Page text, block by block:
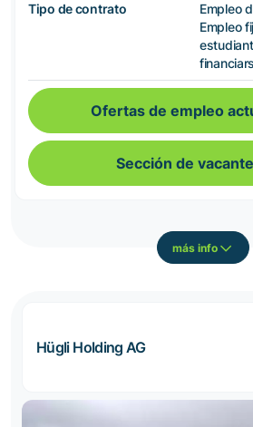
Tipo de contrato
Empleo
Empleo
Ofertas de empleo
Sección de
más info
Hügli Holding AG